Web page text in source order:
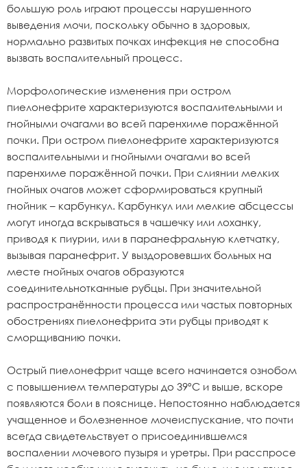
большую роль играют процессы нарушенного
выведения мочи, поскольку обычно в здоровых,
нормально развитых почках инфекция не способна
вызвать воспалительный процесс.
Морфологические изменения при остром
пиелонефрите характеризуются воспалительными и
гнойными очагами во всей паренхиме поражённой
почки. При остром пиелонефрите характеризуются
воспалительными и гнойными очагами во всей
паренхиме поражённой почки. При слиянии мелких
гнойных очагов может сформироваться крупный
гнойник – карбункул. Карбункул или мелкие абсцессы
могут иногда вскрываться в чашечку или лоханку,
приводя к пиурии, или в паранефральную клетчатку,
вызывая паранефрит. У выздоровевших больных на
месте гнойных очагов образуются
соединительнотканные рубцы. При значительной
распространённости процесса или частых повторных
обострениях пиелонефрита эти рубцы приводят к
сморщиванию почки.
Острый пиелонефрит чаще всего начинается ознобом
с повышением температуры до 39ºС и выше, вскоре
появляются боли в пояснице. Непостоянно наблюдается
учащенное и болезненное мочеиспускание, что почти
всегда свидетельствует о присоединившемся
воспалении мочевого пузыря и уретры. При расспросе